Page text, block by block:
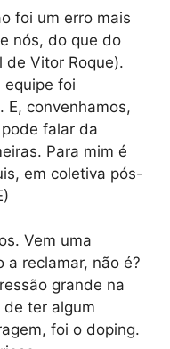
foi um erro mais
nós, do que do
de Vitor Roque).
equipe foi
E, convenhamos,
falar da
Para mim é
em coletiva pós-
Vem uma
a reclamar, não é?
grande na
ter algum
foi o doping.